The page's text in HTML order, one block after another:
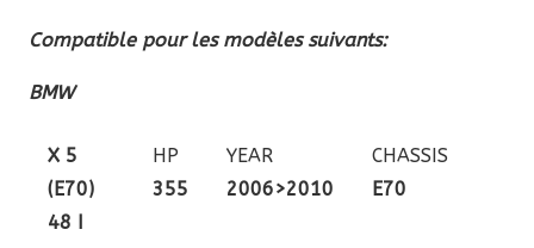
Compatible pour les modèles suivants:
BMW
X 5
(E70)
48 I
HP
355
YEAR
2006>2010
CHASSIS
E70